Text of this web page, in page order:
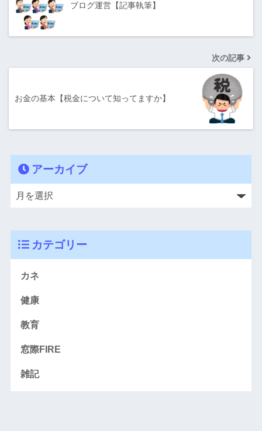
ブログ運営【記事執筆】
次の記事
お金の基本【税金について知ってますか】
アーカイブ
カテゴリー
カネ
健康
教育
窓際FIRE
雑記